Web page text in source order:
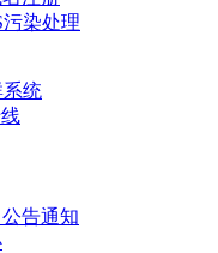
染处理
统
公告通知